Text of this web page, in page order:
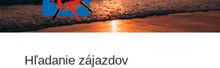
Hľadanie zájazdov